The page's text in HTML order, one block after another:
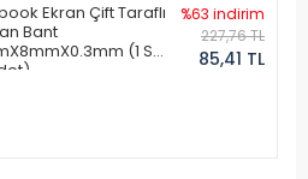
Ekran Çift Taraflı
Bant
(1 Set
%63 indirim
227,76 TL
85,41 TL